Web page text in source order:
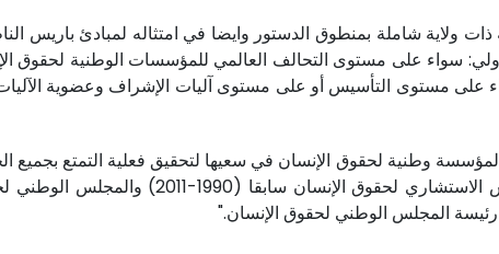
شاملة بمنطوق الدستور وايضا في امتثاله لمبادئ باريس
سواء على مستوى التحالف العالمي للمؤسسات الوطنية لحقوق
على مستوى التأسيس أو على مستوى آليات الإشراف وعضوية
والمتواصل لمؤسسة وطنية لحقوق الإنسان في سعيها لتحقيق فعلية التمتع
يفوتني أن أتوجه بالشكر لجميع رؤساء وأعضاء وأطر
المجلس الوطني لحقوق الإنسان."